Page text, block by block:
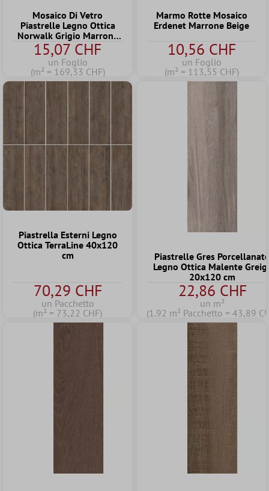
Mosaico Di Vetro
Piastrelle Legno Ottica
Norwalk Grigio Marrone
Verde Q48
15,07 CHF
un Foglio
(m² = 169,33 CHF)
Marmo Rotte Mosaico
Erdenet Marrone Beige
10,56 CHF
un Foglio
(m² = 113,55 CHF)
Piastrella Esterni Legno
Ottica TerraLine 40x120
cm
70,29 CHF
un Pacchetto
(m² = 73,22 CHF)
Piastrelle Gres
Legno Ottica Malente
20x120 cm
22,86 CHF
un m²
(1.92 m² Pacchetto = 43,89